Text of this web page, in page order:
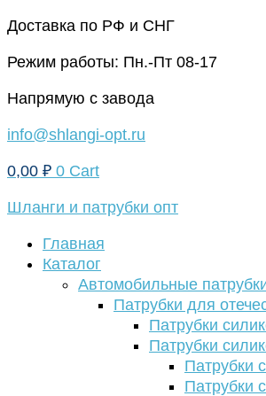
Перейти
содержимому
Доставка по РФ и СНГ
Режим работы: Пн.-Пт 08-17
Напрямую с завода
info@shlangi-opt.ru
0,00 ₽ 0 Cart
Шланги и патрубки опт
Главная
Каталог
Автомобильные
Патрубки для
Патрубки
Патрубки
Патрубки
Патрубки